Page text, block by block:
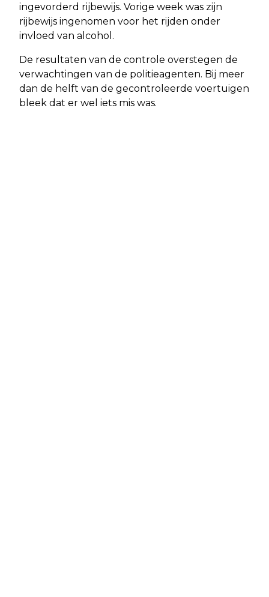
ingevorderd rijbewijs. Vorige week was zijn
rijbewijs ingenomen voor het rijden onder
invloed van alcohol.
De resultaten van de controle overstegen de
verwachtingen van de politieagenten. Bij meer
dan de helft van de gecontroleerde voertuigen
bleek dat er wel iets mis was.